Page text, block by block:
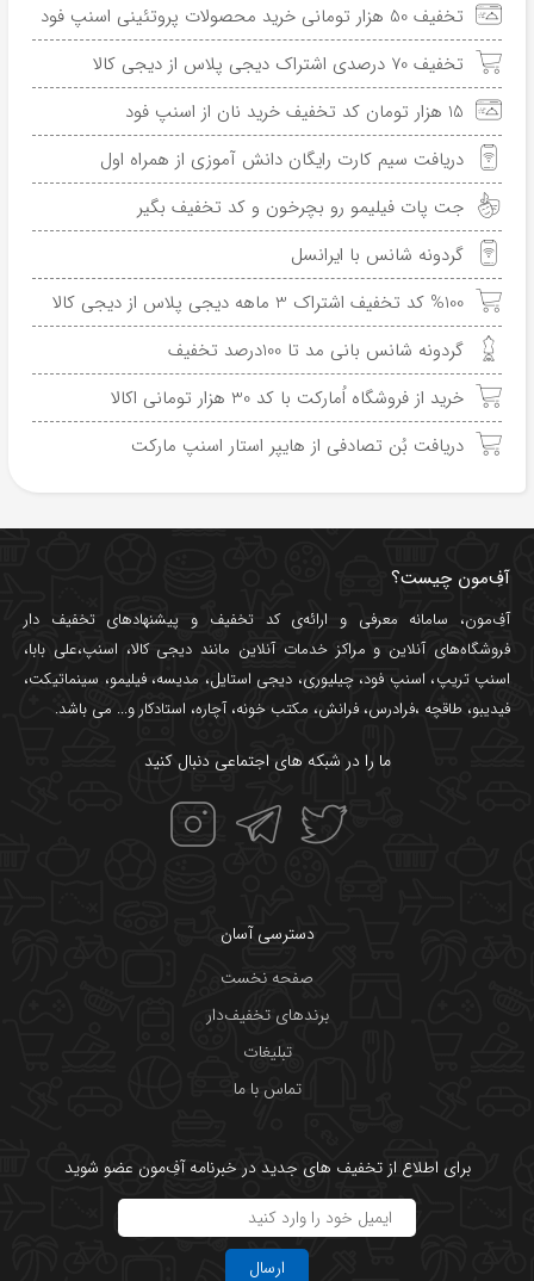
تخفیف 50 هزار تومانی خرید محصولات پروتئینی اسنپ فود
تخفیف 70 درصدی اشتراک دیجی پلاس از دیجی کالا
15 هزار تومان کد تخفیف خرید نان از اسنپ فود
دریافت سیم کارت رایگان دانش آموزی از همراه اول
جت پات فیلیمو رو بچرخون و کد تخفیف بگیر
گردونه شانس با ایرانسل
%100 کد تخفیف اشتراک 3 ماهه دیجی پلاس از دیجی کالا
گردونه شانس بانی مد تا 100درصد تخفیف
خرید از فروشگاه اُمارکت با کد 30 هزار تومانی اکالا
دریافت بُن تصادفی از هایپر استار اسنپ مارکت
آفِ‌مون چیست؟
آفِ‌مون، سامانه معرفی و ارائه‌یکد تخفیف و پیشنهادهای تخفیف دار
فروشگاه‌های آنلاین و مراکز خدمات آنلاین مانند دیجی کالا، اسنپ،علی بابا،
اسنپ تریپ، اسنپ فود،چیلیوری، دیجی استایل، مدیسه،فیلیمو، سینماتیکت،
فیدیبو، طاقچه ،فرادرس، فرانش، مکتب خونه،آچاره، استادکار و... می باشد.
ما را در شبکه های اجتماعی دنبال کنید
دسترسی آسان
صفحه نخست
برندهای تخفیف‌دار
تبلیغات
تماس با ما
برای اطلاع از تخفیف های جدید در خبرنامه آفِ‌مون عضو شوید
ارسال